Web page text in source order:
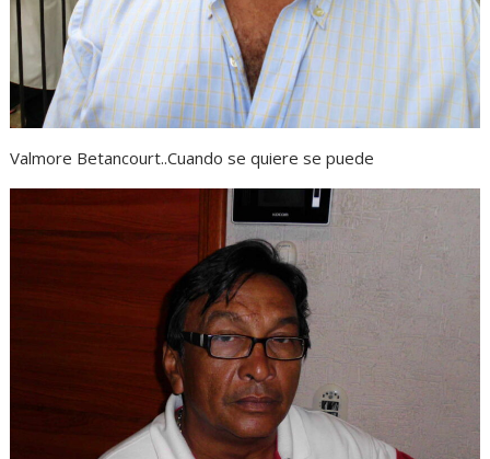
Valmore Betancourt..Cuando se quiere se puede